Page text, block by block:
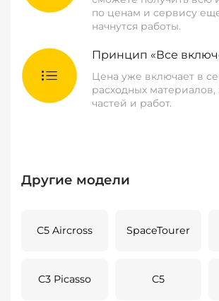
по ценам и сервису
начнутся работы.
Принцип «Все
Цена уже включает в
расходных материалов,
частей и работ.
Другие модели
C5 Aircross SpaceTourer
C3 Picasso C5